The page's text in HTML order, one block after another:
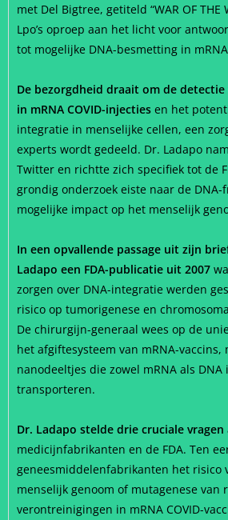
met Del Bigtree, getiteld “WAR OF THE
Lpo’s oproep aan het licht voor
tot mogelijke DNA-besmetting in mRNA
De bezorgdheid draait om de detectie
in mRNA COVID-injecties en het
integratie in menselijke cellen, een
experts wordt gedeeld. Dr. Ladapo
Twitter en richtte zich specifiek tot de
grondig onderzoek eiste naar de
mogelijke impact op het menselijk
In een opvallende passage uit zijn
Ladapo een FDA-publicatie uit 2007
zorgen over DNA-integratie werden
risico op tumorigenese en
De chirurgijn-generaal wees op de
het afgiftesysteem van mRNA-vaccins,
nanodeeltjes die zowel mRNA als DNA
transporteren.
Dr. Ladapo stelde drie cruciale vragen
medicijnfabrikanten en de FDA. Ten
geneesmiddelenfabrikanten het risico
menselijk genoom of mutagenese van
verontreinigingen in mRNA COVID-